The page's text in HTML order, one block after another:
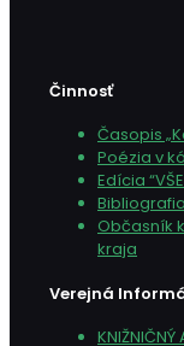
Činnosť
Časopis
Poézia v
Edícia
Bibliografia
Občasník
kraja
Verejná
KNIŽNIČNÝ